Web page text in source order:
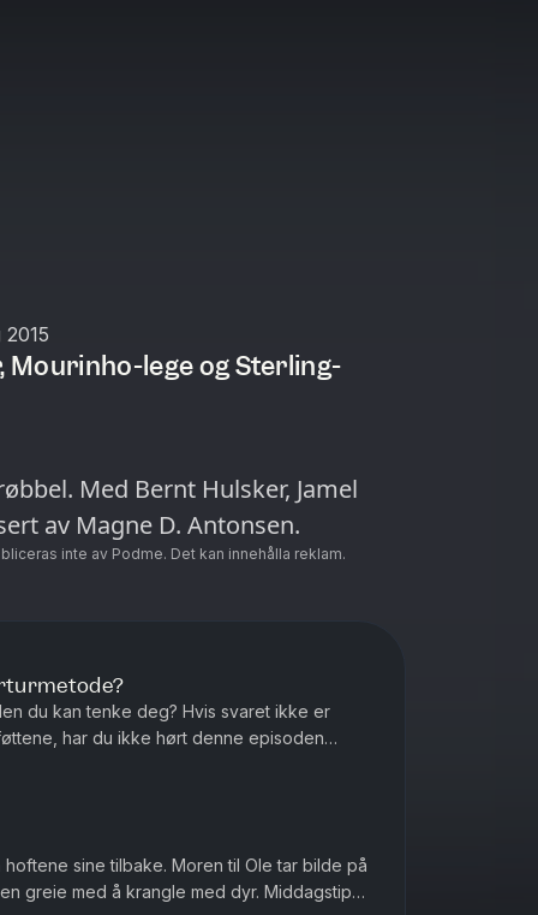
2015
Mourinho-lege og Sterling-
Med Bernt Hulsker, Jamel
av Magne D. Antonsen.
inte av Podme. Det kan innehålla reklam.
du kan tenke deg? Hvis svaret ikke er
har du ikke hørt denne episoden
sine tilbake. Moren til Ole tar bilde på
med å krangle med dyr. Middagstips: